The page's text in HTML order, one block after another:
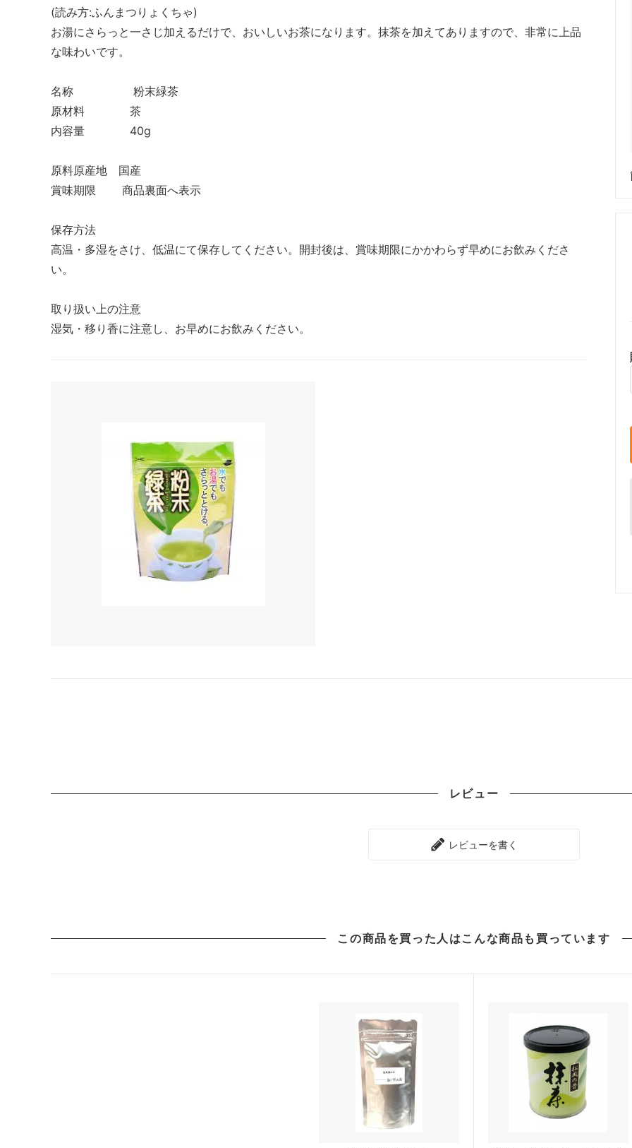
(読み方:ふんまつりょくちゃ)
お湯にさらっと一さじ加えるだけで、おいしいお茶になります。抹茶を加えてありますので、非常に上品
な味わいです。
名称 粉末緑茶
原材料 茶
内容量 40g
原料原産地 国産
賞味期限 商品裏面へ表示
保存方法
高温・多湿をさけ、低温にて保存してください。開封後は、賞味期限にかかわらず早めにお飲みくださ
い。
取り扱い上の注意
湿気・移り香に注意し、お早めにお飲みください。
レビュー
レビューを書く
この商品を買った人はこんな商品も買っています